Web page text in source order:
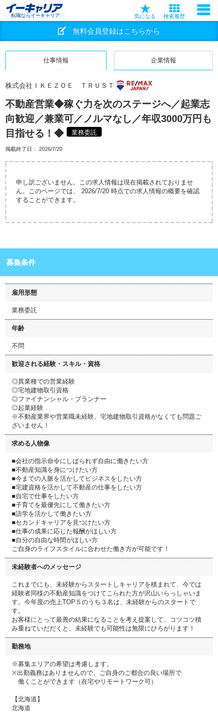
転職ならイーキャリア 気になる 検索履歴
無料会員登録はこちらから
仕事情報 企業情報
株式会社ＩＫＥＺＯＥ ＴＲＵＳＴ
不動産営業◆稼ぐ力を次のステージへ／起業志
向歓迎／兼業可／ノルマなし／年収3000万円も
目指せる！◆
業務委託
掲載終了日： 2026/7/20
申し訳ございません。この求人情報は現在掲載されておりませ
ん。このページでは、 2026/7/20 時点での求人情報の概要を確認
することができます。
募集条件
雇用形態
業務委託
年齢
不問
歓迎される経験・スキル・資格
◎異業種での営業経験
◎宅地建物取引資格
◎ファイナンシャル・プランナー
◎起業経験
※不動産業界や営業職未経験、宅地建物取引資格がなくても問題ご
ざいません！
求める人物像
■会社の指示命令にしばられず自由に働きたい方
■不動産知識を身につけたい方
■今までの人脈を活かしてビジネスをしたい方
■宅建資格を活かして不動産の仕事をしたい方
■自宅で仕事をしたい方
■子育てを最優先にして働きたい方
■語学を活かして働きたい方
■セカンドキャリアを見つけたい方
■仕事の成果に応じた報酬がほしい方
■自分の自由な時間がほしい方
ご自身のライフスタイルに合わせた働き方が可能です！
未経験者へのメッセージ
これまでにも、未経験からスタートしキャリアを積まれて、今では
経験者同様の不動産知識をつけてこられた方が沢山いらっしゃいま
す。今年度の売上TOP５のうち３名は、未経験からのスタートで
す。
お客様にとって最善の結果になることを考え提案して、コツコツ積
み重ねていだだくと、未経験でも可能性は無限にひろがります！
勤務地
※募集エリアの希望は考慮します。
※出勤義務はありませんので、ご自身のご都合の良い場所で
働くことができます（在宅やリモートワーク可）
【北海道】
北海道